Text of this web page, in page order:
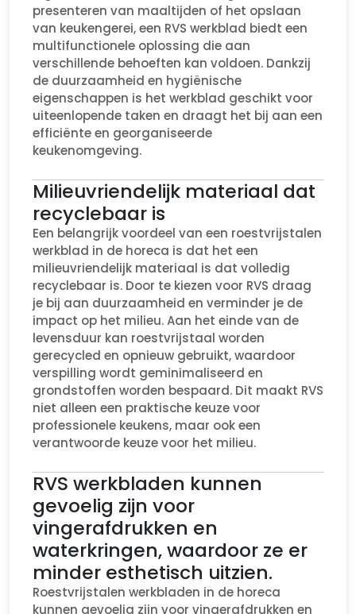
presenteren van maaltijden of het opslaan
van keukengerei, een RVS werkblad biedt een
multifunctionele oplossing die aan
verschillende behoeften kan voldoen. Dankzij
de duurzaamheid en hygiënische
eigenschappen is het werkblad geschikt voor
uiteenlopende taken en draagt het bij aan een
efficiënte en georganiseerde
keukenomgeving.
Milieuvriendelijk materiaal dat
recyclebaar is
Een belangrijk voordeel van een roestvrijstalen
werkblad in de horeca is dat het een
milieuvriendelijk materiaal is dat volledig
recyclebaar is. Door te kiezen voor RVS draag
je bij aan duurzaamheid en verminder je de
impact op het milieu. Aan het einde van de
levensduur kan roestvrijstaal worden
gerecycled en opnieuw gebruikt, waardoor
verspilling wordt geminimaliseerd en
grondstoffen worden bespaard. Dit maakt RVS
niet alleen een praktische keuze voor
professionele keukens, maar ook een
verantwoorde keuze voor het milieu.
RVS werkbladen kunnen
gevoelig zijn voor
vingerafdrukken en
waterkringen, waardoor ze er
minder esthetisch uitzien.
Roestvrijstalen werkbladen in de horeca
kunnen gevoelig zijn voor vingerafdrukken en